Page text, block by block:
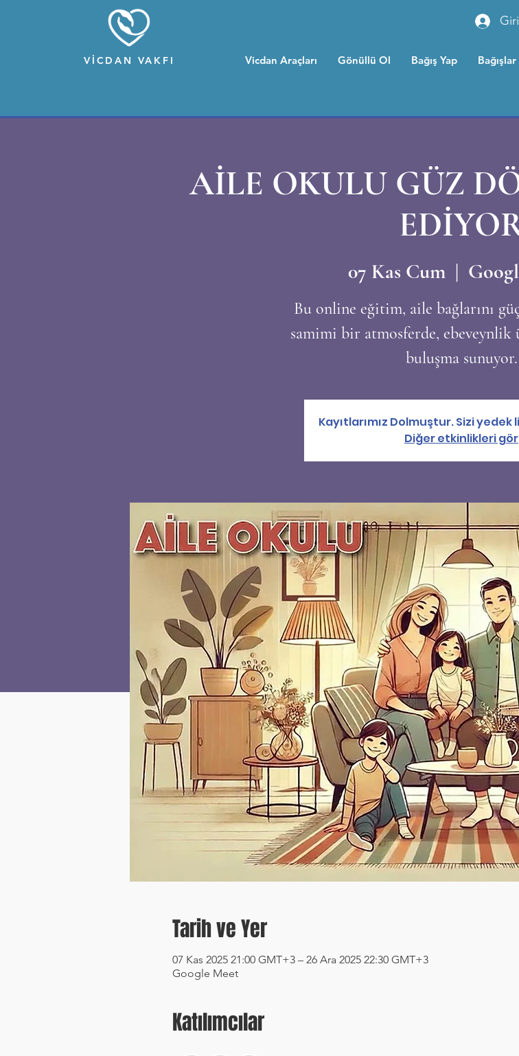
VİCDAN VAKFI Vicdan Araçları Gönüllü Ol Bağış Yap
AİLE OKULU GÜZ
07 Kas Cum
  |
Bu online eğitim, aile bağlarını
samimi bir atmosferde,
buluşma sunuyor.
Kayıtlarımız Dolmuştur. Sizi yedek
Diğer etkinlikleri gör
Tarih ve Yer
07 Kas 2025 21:00 GMT+3 – 26 Ara 2025 22:30 GMT+3
Google Meet
Katılımcılar